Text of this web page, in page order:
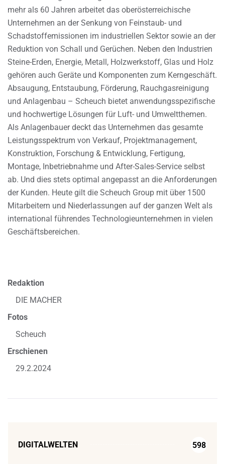
mehr als 60 Jahren arbeitet das oberösterreichische
Unternehmen an der Senkung von Feinstaub- und
Schadstoffemissionen im industriellen Sektor sowie an der
Reduktion von Schall und Gerüchen. Neben den Industrien
Steine-Erden, Energie, Metall, Holzwerkstoff, Glas und Holz
gehören auch Geräte und Komponenten zum Kerngeschäft.
Absaugung, Entstaubung, Förderung, Rauchgasreinigung
und Anlagenbau – Scheuch bietet anwendungsspezifische
und hochwertige Lösungen für Luft- und Umweltthemen.
Als Anlagenbauer deckt das Unternehmen das gesamte
Leistungsspektrum von Verkauf, Projektmanagement,
Konstruktion, Forschung & Entwicklung, Fertigung,
Montage, Inbetriebnahme und After-Sales-Service selbst
ab. Und dies stets optimal angepasst an die Anforderungen
der Kunden. Heute gilt die Scheuch Group mit über 1500
Mitarbeitern und Niederlassungen auf der ganzen Welt als
international führendes Technologieunternehmen in vielen
Geschäftsbereichen.
Redaktion
DIE MACHER
Fotos
Scheuch
Erschienen
29.2.2024
DIGITALWELTEN 598